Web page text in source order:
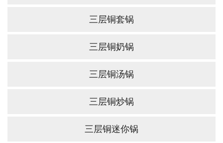
三层铜套锅
三层铜奶锅
三层铜汤锅
三层铜炒锅
三层铜迷你锅